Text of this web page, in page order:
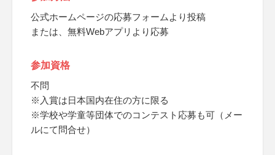
公式ホームページの応募フォームより投稿
または、無料Webアプリより応募
参加資格
不問
※入賞は日本国内在住の方に限る
※学校や学童等団体でのコンテスト応募も可（メー
ルにて問合せ）